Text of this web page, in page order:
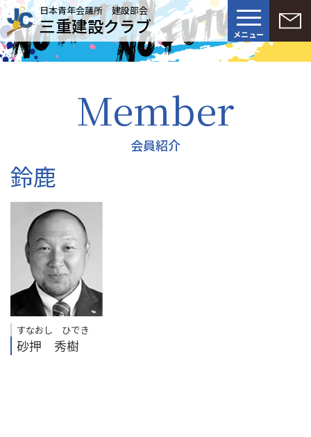
日本青年会議所 建設部会
三重建設クラブ メニュー
Member
会員紹介
鈴鹿
すなおし ひでき
砂押 秀樹